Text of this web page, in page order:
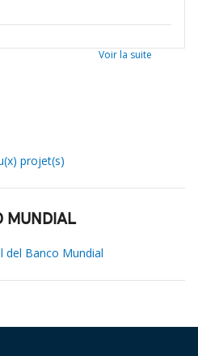
Voir la suite
projet(s)
MUNDIAL
del Banco Mundial